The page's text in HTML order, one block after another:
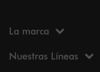
La marca
Nuestras Líneas